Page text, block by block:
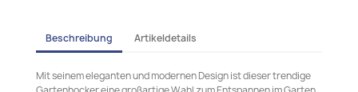
Beschreibung Artikeldetails
Mit seinem eleganten und modernen Design ist dieser trendige